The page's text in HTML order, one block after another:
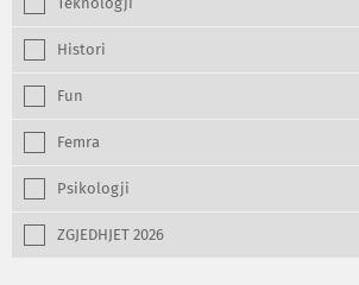
Teknologji
Histori
Fun
Femra
Psikologji
ZGJEDHJET 2026